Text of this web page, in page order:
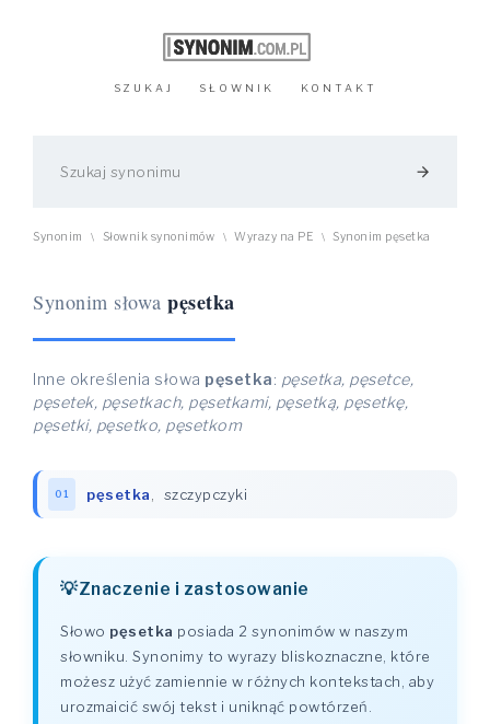
SZUKAJ SŁOWNIK KONTAKT
arrow_forward
Synonim \ Słownik synonimów \ Wyrazy na PE \ Synonim pęsetka
Synonim słowa pęsetka
Inne określenia słowa pęsetka: pęsetka, pęsetce,
pęsetek, pęsetkach, pęsetkami, pęsetką, pęsetkę,
pęsetki, pęsetko, pęsetkom
01 pęsetka szczypczyki
Znaczenie i zastosowanie
Słowo pęsetka posiada 2 synonimów w naszym
słowniku. Synonimy to wyrazy bliskoznaczne, które
możesz użyć zamiennie w różnych kontekstach, aby
urozmaicić swój tekst i uniknąć powtórzeń.